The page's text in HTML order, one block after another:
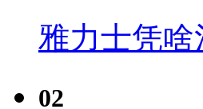
雅力士凭啥
02